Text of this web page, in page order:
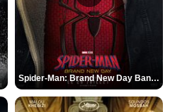
Spider-Man: Brand New Day Bande-annonce VO STFR